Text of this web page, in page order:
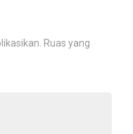
Ruas yang